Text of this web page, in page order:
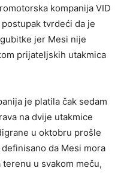
kompanija VID
tvrdeći da je
jer Mesi nije
prijateljskih utakmica
je platila čak sedam
na dvije utakmice
u oktobru prošle
da Mesi mora
u svakom meču,